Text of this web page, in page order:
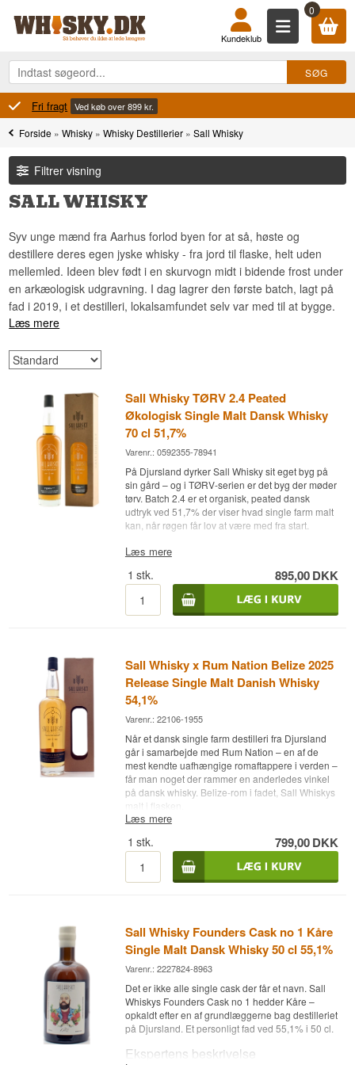
0
Kundeklub
100% Danskejet
Forside »Whisky »Whisky Destillerier »Sall Whisky
Filtrer visning
SALL WHISKY
Syv unge mænd fra Aarhus forlod byen for at så, høste og
destillere deres egen jyske whisky - fra jord til flaske, helt uden
mellemled. Ideen blev født i en skurvogn midt i bidende frost under
en arkæologisk udgravning. I dag lagrer den første batch, lagt på
fad i 2019, i et destilleri, lokalsamfundet selv var med til at bygge.
Læs mere
Sall Whisky TØRV 2.4 Peated
Økologisk Single Malt Dansk Whisky
70 cl 51,7%
Varenr.: 0592355-78941
På Djursland dyrker Sall Whisky sit eget byg på
sin gård – og i TØRV-serien er det byg der møder
tørv. Batch 2.4 er et organisk, peated dansk
udtryk ved 51,7% der viser hvad single farm malt
kan, når røgen får lov at være med fra start.
Ekspertens beskrivelse
Sall Whisky TØRV 2.4 er en tørvet Økologisk
Dansk Single Malt Whisky aftappet ved 51,7% fra
Sall Whisky i Djursland, Jylland. Whiskyen er
batch 2.4 af den løbende TØRV-serie –
gærer og destillerer det. TØRV-serien bruger
tørvet malt og giver en røget karakter som er
sjælden i dansk whisky. 51,7% giver god kontakt
til smagsnuancerne uden fortynding.
Smagsnoter
Næse
Røg og tørve med det organiske jydske korns
naturlige frugtighed bagved. En frisk og ren
røgnæse med noget nøddepræg og en let sødme
Smag
51,7% giver fylde og let varme. Tørverøgen er til
Eftersmag
Medium med vedvarende, mild røg og en frisk, let
sødmefuld afslutning fra det organiske korn.
Specifikationer
Navn: Sall Whisky TØRV 2.4
Destilleri: Sall Whisky
Læs mere
1 stk. 895,00DKK
Sall Whisky x Rum Nation Belize 2025
Release Single Malt Danish Whisky
54,1%
Varenr.: 22106-1955
Når et dansk single farm destilleri fra Djursland
går i samarbejde med Rum Nation – en af de
mest kendte uafhængige romaftappere i verden –
får man noget der rammer en anderledes vinkel
på dansk whisky. Belize-rom i fadet, Sall Whiskys
malt i flasken.
Sall Whisky x Rum Nation Belize 2025 Release
er et Dansk Single Malt Whisky aftappet ved
54,1% som resultat af et samarbejde mellem Sall
indeholdt rom fra Belize, som er kendetegnet ved
en frisk, tropisk karakter med let frugtig sødme.
Det giver Sall Whiskys single farm malt en subtil
fortynding som del af en begrænset
samarbejdsserie.
Smagsnoter
Næse
Læs mere
1 stk. 799,00DKK
Sall Whisky Founders Cask no 1 Kåre
Single Malt Dansk Whisky 50 cl 55,1%
Varenr.: 2227824-8963
Det er ikke alle single cask der får et navn. Sall
Whiskys Founders Cask no 1 hedder Kåre –
opkaldt efter en af grundlæggerne bag destilleriet
på Djursland. Et personligt fad ved 55,1% i 50 cl.
Ekspertens beskrivelse